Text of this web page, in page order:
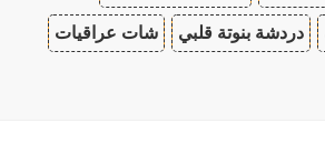
دردشة بنوتة قلبي شات عراقيات